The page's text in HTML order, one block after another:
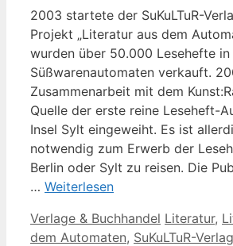
2003 startete der SuKuLTuR-
Projekt „Literatur aus dem
wurden über 50.000 Lesehefte in
Süßwarenautomaten verkauft.
Zusammenarbeit mit dem
Quelle der erste reine Leseheft-
Insel Sylt eingeweiht. Es ist
notwendig zum Erwerb der
Berlin oder Sylt zu reisen. Die
… Weiterlesen
Kategorien
Verlage & Buchhandel Literatur,
dem Automaten, SuKuLTuR-Verlag